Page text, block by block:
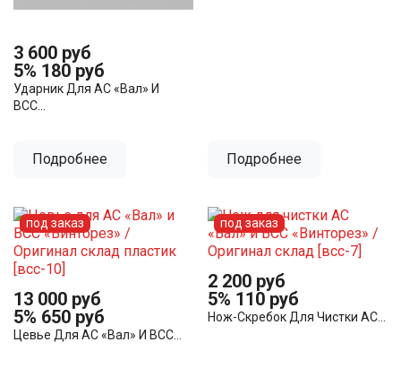
3 600 руб
5% 180 руб
Ударник Для АС «Вал» И
ВСС...
Подробнее Подробнее
13 000 руб
5% 650 руб
Цевье Для АС «Вал» И ВСС...
под заказ
2 200 руб
5% 110 руб
Нож-Скребок Для Чистки АС...
под заказ